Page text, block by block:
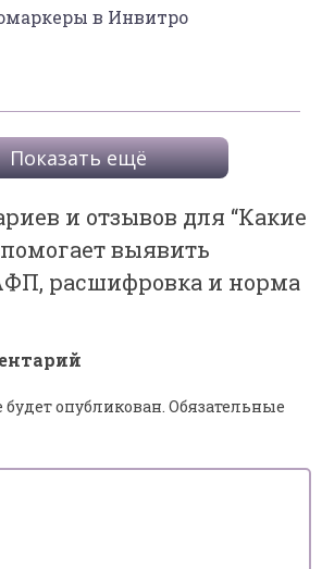
в Инвитро
Показать ещё
и отзывов для “Какие
выявить
расшифровка и норма
опубликован. Обязательные